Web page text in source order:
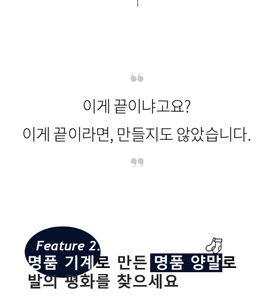
이게 끝이냐고요?
이게 끝이라면, 만들지도 않았습니다.